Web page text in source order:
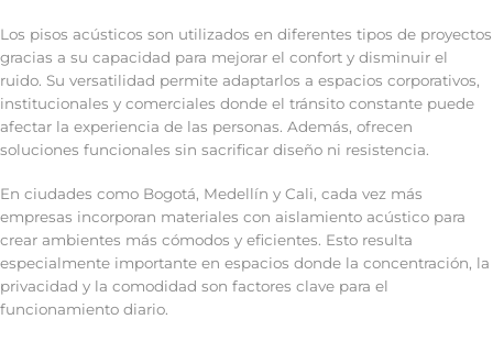
Los pisos acústicos son utilizados en diferentes tipos de proyectos
gracias a su capacidad para mejorar el confort y disminuir el
ruido. Su versatilidad permite adaptarlos a espacios corporativos,
institucionales y comerciales donde el tránsito constante puede
afectar la experiencia de las personas. Además, ofrecen
soluciones funcionales sin sacrificar diseño ni resistencia.
En ciudades como Bogotá, Medellín y Cali, cada vez más
empresas incorporan materiales con aislamiento acústico para
crear ambientes más cómodos y eficientes. Esto resulta
especialmente importante en espacios donde la concentración, la
privacidad y la comodidad son factores clave para el
funcionamiento diario.